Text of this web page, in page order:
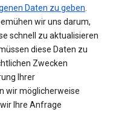
Daten zu geben.
wir uns darum,
schnell zu aktualisieren
diese Daten zu
Zwecken
Ihrer
wir möglicherweise
Ihre Anfrage